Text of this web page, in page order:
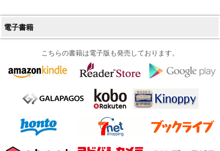
電子書籍
こちらの書籍は電子版も発売しております。